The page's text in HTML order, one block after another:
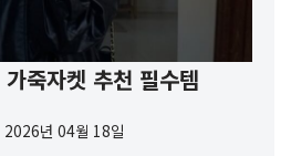
죽자켓 추천 필수템
2026년 04월 18일